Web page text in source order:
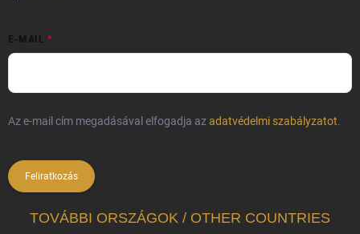
E-MAIL
Az e-mail cím megadásával elfogadja azadatvédelmi szabályzatot.
Feliratkozás
TOVÁBBI ORSZÁGOK / OTHER COUNTRIES